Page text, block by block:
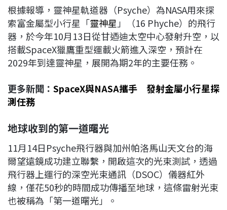
根據報導，靈神星軌道器（Psyche）為NASA用來探
索富金屬型小行星「靈神星」（16 Phyche）的飛行
器，於今年10月13日從甘迺迪太空中心發射升空，以
搭載SpaceX獵鷹重型運載火箭進入深空，預計在
2029年到達靈神星，展開為期2年的主要任務。
更多新聞： SpaceX與NASA攜手 發射金屬小行星探
測任務
地球收到的第一道曙光
11月14日Psyche飛行器與加州帕洛馬山天文台的海
爾望遠鏡成功建立聯繫，開啟這次的光束測試，透過
飛行器上運行的深空光束通訊（DSOC）儀器紅外
線，僅花50秒的時間成功傳播至地球，這條雷射光束
也被稱為「第一道曙光」。